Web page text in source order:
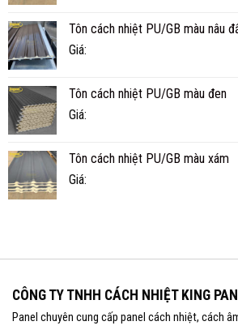
Tôn cách nhiệt PU/GB màu nâu
Giá:
Tôn cách nhiệt PU/GB màu đen
Giá:
Tôn cách nhiệt PU/GB màu xám
Giá:
CÔNG TY TNHH CÁCH NHIỆT KING
Panel chuyên cung cấp panel cách nhiệt, cách